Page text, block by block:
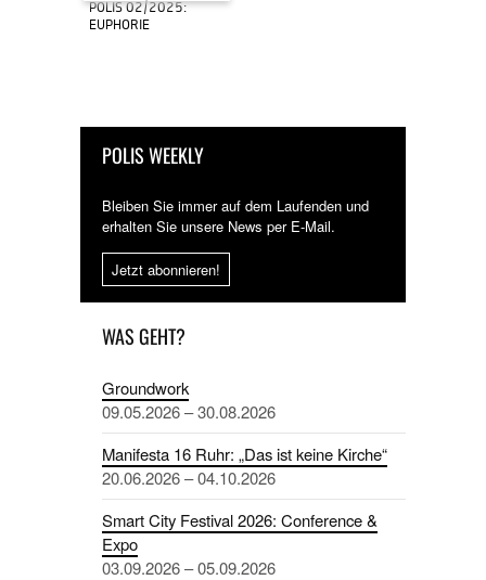
POLIS 02/2025:
EUPHORIE
POLIS WEEKLY
Bleiben Sie immer auf dem Laufenden und
erhalten Sie unsere News per E-Mail.
Jetzt abonnieren!
WAS GEHT?
Groundwork
09.05.2026 – 30.08.2026
Manifesta 16 Ruhr: „Das ist keine Kirche“
20.06.2026 – 04.10.2026
Smart City Festival 2026: Conference &
Expo
03.09.2026 – 05.09.2026